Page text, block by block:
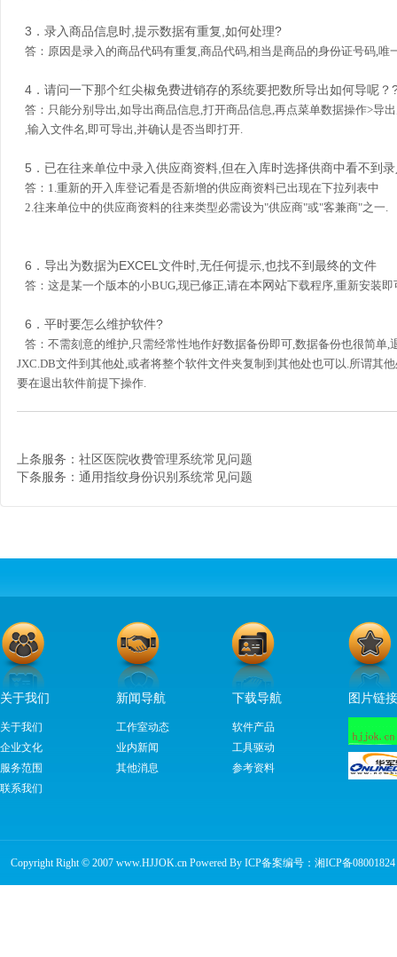
3．录入商品信息时,提示数据有重复,如何处理?
答：原因是录入的商品代码有重复,商品代码,相当是商品的身份证号码,唯
4．请问一下那个红尖椒免费进销存的系统要把数所导出如何导呢？
答：只能分别导出,如导出商品信息,打开商品信息,再点菜单数据操作>导
,输入文件名,即可导出,并确认是否当即打开.
5．已在往来单位中录入供应商资料,但在入库时选择供商中看不到
答：1.重新的开入库登记看是否新增的供应商资料已出现在下拉列表中
2.往来单位中的供应商资料的往来类型必需设为"供应商"或"客兼商"之一.
6．导出为数据为EXCEL文件时,无任何提示,也找不到最终的文件
答：这是某一个版本的小BUG,现已修正,请在本网站下载程序,重新安装即
6．平时要怎么维护软件?
答：不需刻意的维护,只需经常性地作好数据备份即可,数据备份也很简单,
JXC.DB文件到其他处,或者将整个软件文件夹复制到其他处也可以.所谓其
要在退出软件前提下操作.
上条服务： 社区医院收费管理系统常见问题
下条服务： 通用指纹身份识别系统常见问题
关于我们
关于我们
企业文化
服务范围
联系我们
新闻导航
工作室动态
业内新闻
其他消息
下载导航
软件产品
工具驱动
参考资料
图片链接
Copyright Right © 2007 www.HJJOK.cn Powered By ICP备案编号： 湘ICP备08001824